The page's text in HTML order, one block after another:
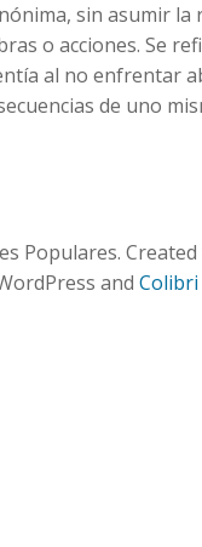
sin asumir la
o acciones. Se
al no enfrentar
de uno
Populares.
and Colibri